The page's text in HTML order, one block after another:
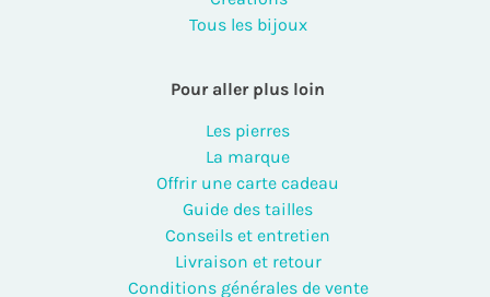
Tous les bijoux
Pour aller plus loin
Les pierres
La marque
Offrir une carte cadeau
Guide des tailles
Conseils et entretien
Livraison et retour
Conditions générales de vente